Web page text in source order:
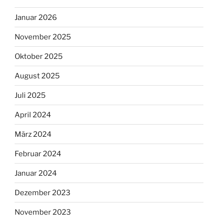
Januar 2026
November 2025
Oktober 2025
August 2025
Juli 2025
April 2024
März 2024
Februar 2024
Januar 2024
Dezember 2023
November 2023